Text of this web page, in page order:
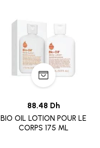
88.48 Dh
BIO OIL LOTION POUR LE
CORPS 175 ML